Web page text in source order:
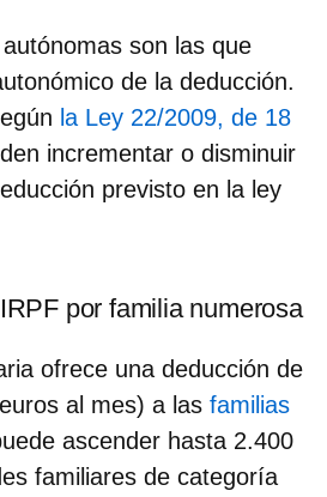
son las que
de la deducción.
la Ley 22/2009, de 18
incrementar o disminuir
previsto en la ley
por familia numerosa
ofrece una deducción de
al mes) a las familias
ascender hasta 2.400
familiares de categoría